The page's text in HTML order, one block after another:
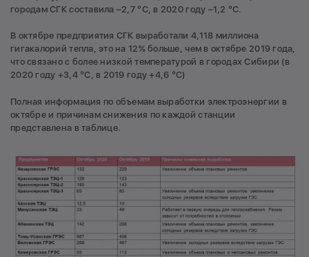
городам СГК составила –2,7 °С, в 2020 году –1,2 °С.
В октябре предприятия СГК выработали 4,118 миллиона
гигакалорий тепла, это на 12% больше, чем в октябре 2019 года,
что связано с более низкой температурой в городах Сибири (в
2020 году +3,4 °С, в 2019 году +4,6 °С)
Полная информация по объемам выработки электроэнергии в
октябре и причинам снижения по каждой станции
представлена в таблице.